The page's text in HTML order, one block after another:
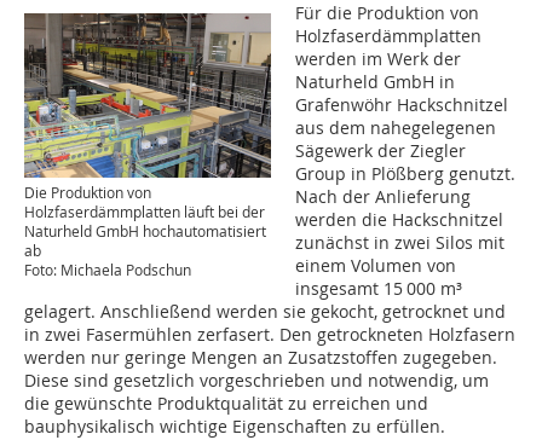
Die Produktion von
Holzfaserdämmplatten läuft bei der
Naturheld GmbH hochautomatisiert
ab
Foto: Michaela Podschun
Für die Produktion von
Holzfaserdämmplatten
werden im Werk der
Naturheld GmbH in
Grafenwöhr Hackschnitzel
aus dem nahegelegenen
Sägewerk der Ziegler
Group in Plößberg genutzt.
Nach der Anlieferung
werden die Hackschnitzel
zunächst in zwei Silos mit
einem Volumen von
insgesamt 15 000 m³
gelagert. Anschließend werden sie gekocht, getrocknet und
in zwei Fasermühlen zerfasert. Den getrockneten Holzfasern
werden nur geringe Mengen an Zusatzstoffen zugegeben.
Diese sind gesetzlich vorgeschrieben und notwendig, um
die gewünschte Produktqualität zu erreichen und
bauphysikalisch wichtige Eigenschaften zu erfüllen.